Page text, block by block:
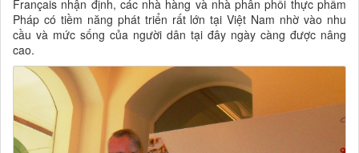
Français nhận định, các nhà hàng và nhà phân phối thực phẩm
Pháp có tiềm năng phát triển rất lớn tại Việt Nam nhờ vào nhu
cầu và mức sống của người dân tại đây ngày càng được nâng
cao.